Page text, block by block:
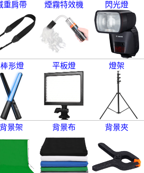
重肩帶 煙霧特效機 閃光燈
棒形燈 平板燈 燈架
背景架 背景布 背景夾